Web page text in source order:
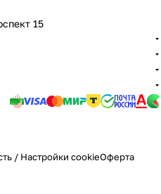
15
/ Настройки cookieОферта